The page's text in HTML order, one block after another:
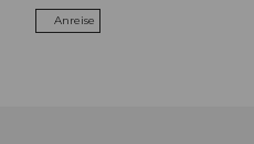
Anreise